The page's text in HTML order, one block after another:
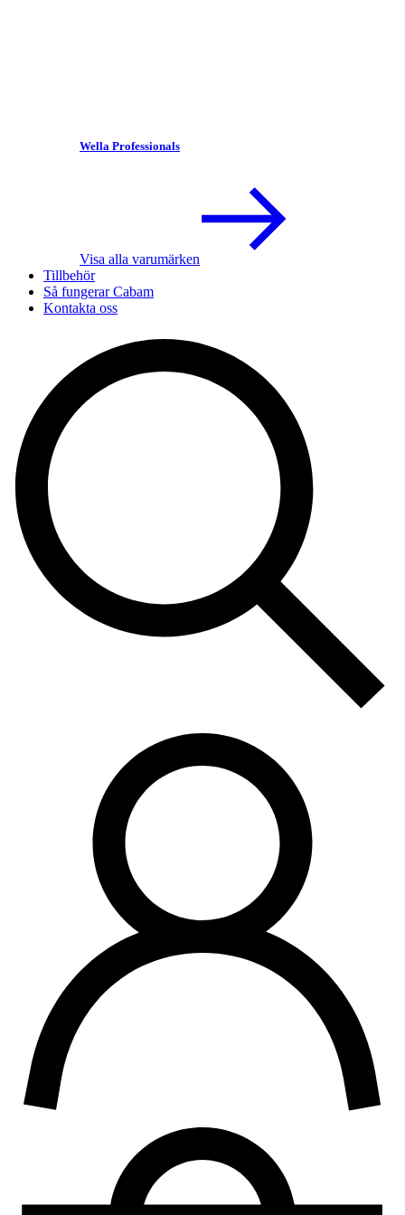
Wella Professionals
Visa alla varumärken
Tillbehör
Så fungerar Cabam
Kontakta oss